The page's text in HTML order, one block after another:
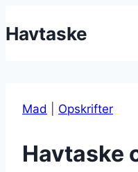
til
Havtaske
Mad Opskrifter
Havtaske